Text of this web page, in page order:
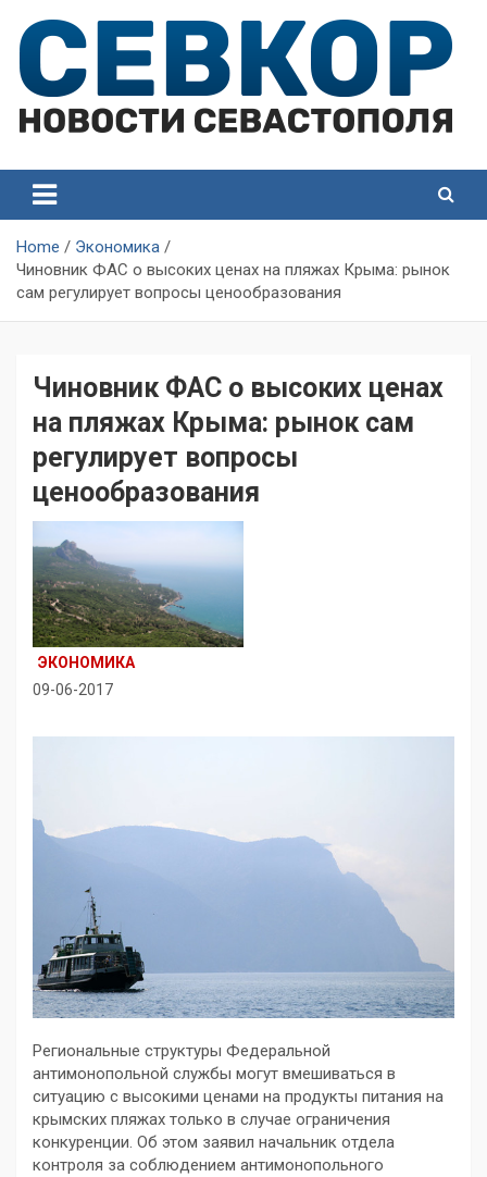
content
Севастополя
Севастополя
Home
Экономика
Чиновник ФАС о высоких ценах на пляжах Крыма: рынок
сам регулирует вопросы ценообразования
Чиновник ФАС о высоких ценах
на пляжах Крыма: рынок сам
регулирует вопросы
ценообразования
ЭКОНОМИКА
09-06-2017
Региональные структуры Федеральной
антимонопольной службы могут вмешиваться в
ситуацию с высокими ценами на продукты питания на
крымских пляжах только в случае ограничения
конкуренции. Об этом заявил начальник отдела
контроля за соблюдением антимонопольного